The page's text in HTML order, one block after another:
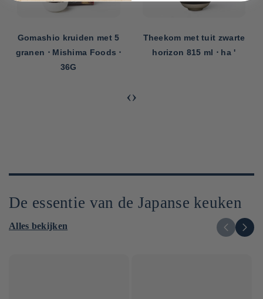
Gomashio kruiden met 5
granen ⋅ Mishima Foods ⋅
36G
Theekom met tuit zwarte
horizon 815 ml ⋅ ha '
‹›
De essentie van de Japanse keuken
Alles bekijken